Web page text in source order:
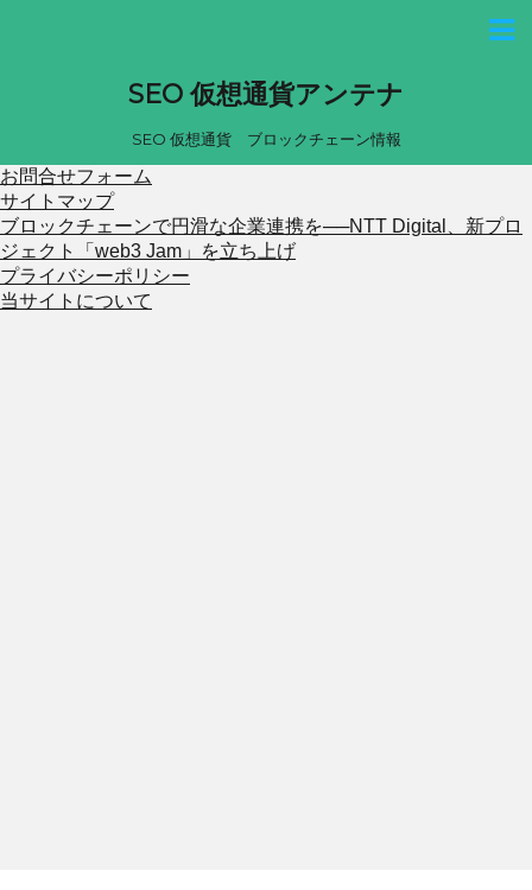
SEO 仮想通貨アンテナ
SEO 仮想通貨 ブロックチェーン情報
お問合せフォーム
サイトマップ
ブロックチェーンで円滑な企業連携を──NTT Digital、新プロ
ジェクト「web3 Jam」を立ち上げ
プライバシーポリシー
当サイトについて